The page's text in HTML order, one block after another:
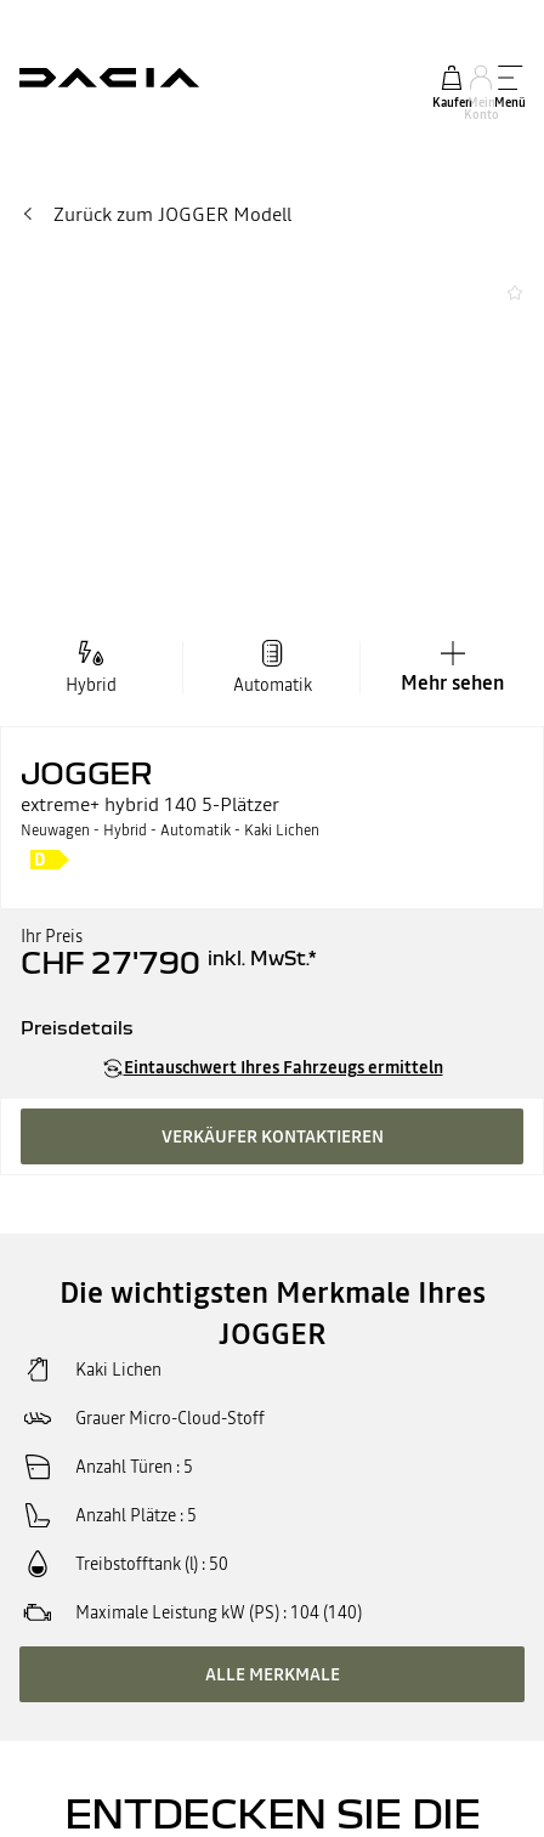
KaufenMein
Konto
Menü
Zurück zum JOGGER Modell
Hybrid Automatik Mehr sehen
JOGGER
extreme+ hybrid 140 5-Plätzer
Neuwagen - Hybrid - Automatik - Kaki Lichen
Ihr Preis
CHF 27'790 inkl. MwSt.*
Preisdetails
abzüglich PrämieEintauschwert Ihres Fahrzeugs ermitteln
VERKÄUFER KONTAKTIEREN
Die wichtigsten Merkmale Ihres
JOGGER
Kaki Lichen
Grauer Micro-Cloud-Stoff
Anzahl Türen 5
Anzahl Plätze 5
Treibstofftank (l) 50
Maximale Leistung kW (PS) 104 (140)
ALLE MERKMALE
ENTDECKEN SIE DIE